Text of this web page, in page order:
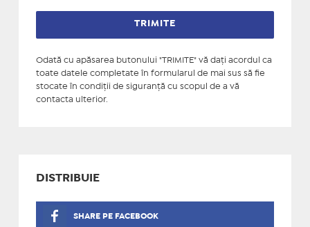
Odată cu apăsarea butonului "TRIMITE" vă daţi acordul ca
toate datele completate în formularul de mai sus să fie
stocate în condiţii de siguranţă cu scopul de a vă
contacta ulterior.
DISTRIBUIE
SHARE PE FACEBOOK